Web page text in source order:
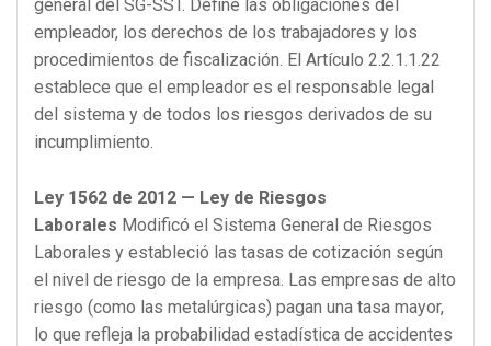
general del SG-SST. Define las obligaciones del
empleador, los derechos de los trabajadores y los
procedimientos de fiscalización. El Artículo 2.2.1.1.22
establece que el empleador es el responsable legal
del sistema y de todos los riesgos derivados de su
incumplimiento.
Ley 1562 de 2012 — Ley de Riesgos
Laborales Modificó el Sistema General de Riesgos
Laborales y estableció las tasas de cotización según
el nivel de riesgo de la empresa. Las empresas de alto
riesgo (como las metalúrgicas) pagan una tasa mayor,
lo que refleja la probabilidad estadística de accidentes